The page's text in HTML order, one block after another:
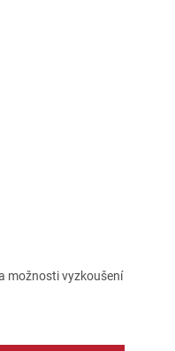
5 hvězdiček.
5 hvězdiček.
možnosti vyzkoušení